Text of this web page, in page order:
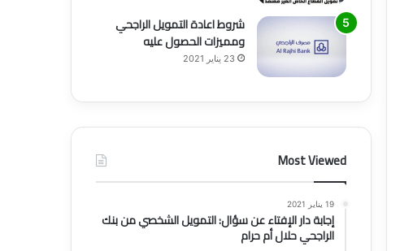
شروط اعادة التمويل الراجحي
ومميزات الحصول عليه
23 يناير 2021
Most Viewed
19 يناير 2021
إجابة دار الإفتاء عن سؤال: التمويل الشخصي من بنك
الراجحي حلال أم حرام